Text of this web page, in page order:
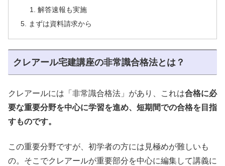
解答速報も実施
まずは資料請求から
クレアール宅建講座の非常識合格法とは？
クレアールには「非常識合格法」があり、これは合格に必
要な重要分野を中心に学習を進め、短期間での合格を目指
すものです。
この重要分野ですが、初学者の方には見極めが難しいも
の。そこでクレアールが重要部分を中心に編集して講義に